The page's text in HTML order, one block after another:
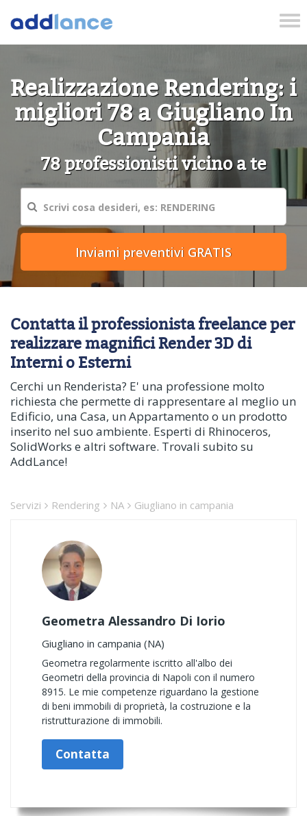
Realizzazione Rendering: i
migliori 78 a Giugliano In
Campania
78 professionisti vicino a te
Contatta il professionista freelance per
realizzare magnifici Render 3D di
Interni o Esterni
Cerchi un Renderista? E' una professione molto
richiesta che permette di rappresentare al meglio un
Edificio, una Casa, un Appartamento o un prodotto
inserito nel suo ambiente. Esperti di Rhinoceros,
SolidWorks e altri software. Trovali subito su
AddLance!
Servizi Rendering NA Giugliano in campania
Geometra Alessandro Di Iorio
Giugliano in campania (NA)
Geometra regolarmente iscritto all'albo dei
Geometri della provincia di Napoli con il numero
8915. Le mie competenze riguardano la gestione
di beni immobili di proprietà, la costruzione e la
ristrutturazione di immobili.
Contatta